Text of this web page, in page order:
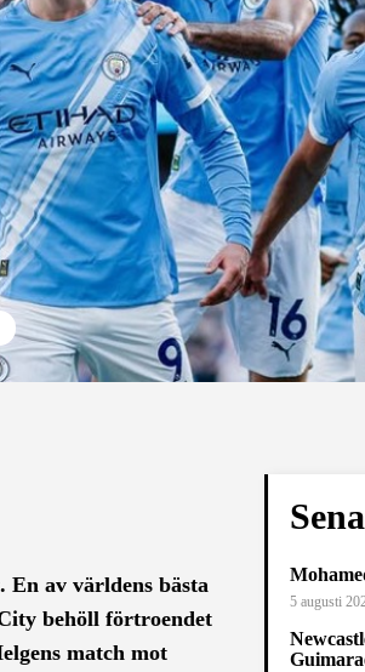
av världens bästa
behöll förtroendet
match mot
5 augusti